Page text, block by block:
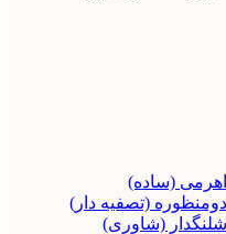
(ساده)
(تصفیه دار)
(شاوری)